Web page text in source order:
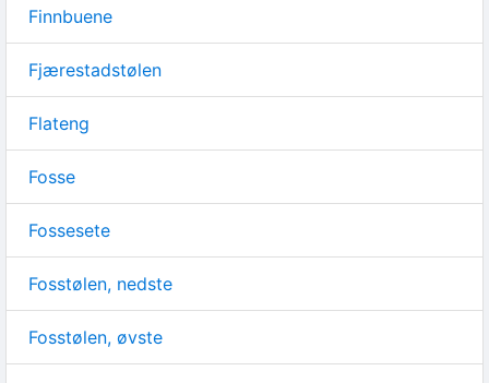
Finnbuene
Fjærestadstølen
Flateng
Fosse
Fossesete
Fosstølen, nedste
Fosstølen, øvste